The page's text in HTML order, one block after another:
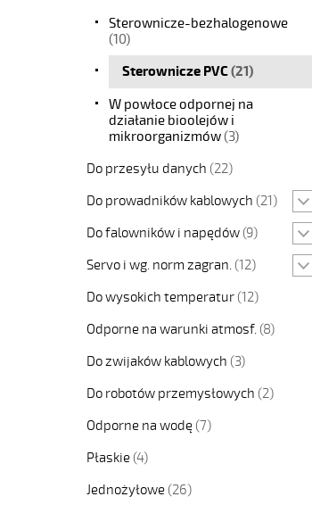
Sterownicze-bezhalogenowe
(10)
Sterownicze PVC(21)
W powłoce odpornej na
działanie bioolejów i
mikroorganizmów(3)
Do przesyłu danych (22)
Do prowadników kablowych (21)
Do falowników i napędów (9)
Servo i wg. norm zagran. (12)
Do wysokich temperatur (12)
Odporne na warunki atmosf. (8)
Do zwijaków kablowych (3)
Do robotów przemysłowych (2)
Odporne na wodę (7)
Płaskie (4)
Jednożyłowe (26)